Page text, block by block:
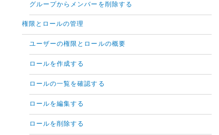
グループからメンバーを削除する
権限とロールの管理
ユーザーの権限とロールの概要
ロールを作成する
ロールの一覧を確認する
ロールを編集する
ロールを削除する